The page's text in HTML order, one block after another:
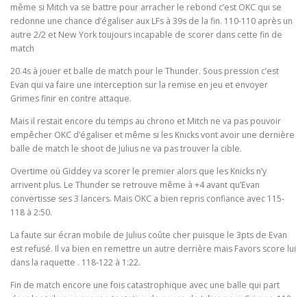
même si Mitch va se battre pour arracher le rebond c’est OKC qui se
redonne une chance d’égaliser aux LFs à 39s de la fin. 110-110 après un
autre 2/2 et New York toujours incapable de scorer dans cette fin de
match
20.4s à jouer et balle de match pour le Thunder. Sous pression c’est
Evan qui va faire une interception sur la remise en jeu et envoyer
Grimes finir en contre attaque.
Mais il restait encore du temps au chrono et Mitch ne va pas pouvoir
empêcher OKC d’égaliser et même si les Knicks vont avoir une dernière
balle de match le shoot de Julius ne va pas trouver la cible.
Overtime où Giddey va scorer le premier alors que les Knicks n’y
arrivent plus. Le Thunder se retrouve même à +4 avant qu’Evan
convertisse ses 3 lancers. Mais OKC a bien repris confiance avec 115-
118 à 2:50.
La faute sur écran mobile de Julius coûte cher puisque le 3pts de Evan
est refusé. Il va bien en remettre un autre derrière mais Favors score lui
dans la raquette . 118-122 à 1:22.
Fin de match encore une fois catastrophique avec une balle qui part